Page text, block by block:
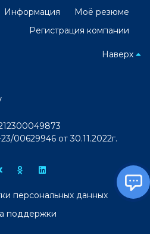
Информация
Моё резюме
Регистрация компании
Наверх
00629946 от 30.11.2022г.
персональных данных
поддержки